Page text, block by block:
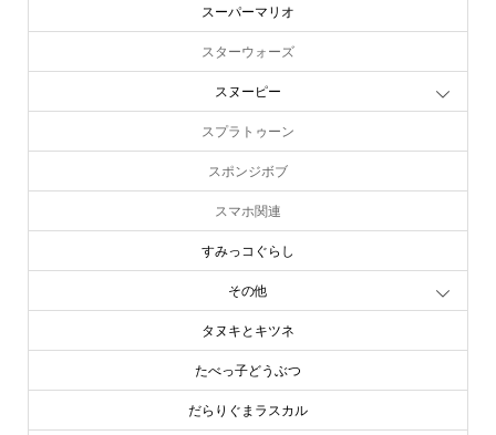
スーパーマリオ
スターウォーズ
スヌーピー
スプラトゥーン
スポンジボブ
スマホ関連
すみっコぐらし
その他
タヌキとキツネ
たべっ子どうぶつ
だらりぐまラスカル